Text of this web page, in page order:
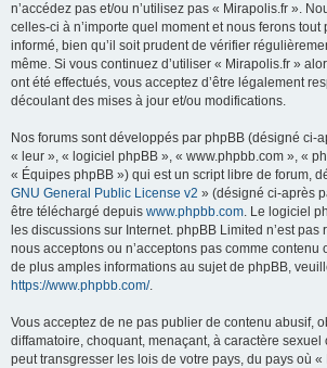
n’accédez pas et/ou n’utilisez pas « Mirapolis.fr ».
celles-ci à n’importe quel moment et nous ferons
informé, bien qu’il soit prudent de vérifier
même. Si vous continuez d’utiliser « Mirapolis.fr »
ont été effectués, vous acceptez d’être légalement
découlant des mises à jour et/ou modifications.
Nos forums sont développés par phpBB (désigné ci-
« leur », « logiciel phpBB », « www.phpbb.com », «
« Équipes phpBB ») qui est un script libre de forum,
GNU General Public License v2 » (désigné ci-après
être téléchargé depuis www.phpbb.com. Le logiciel
les discussions sur Internet. phpBB Limited n’est
nous acceptons ou n’acceptons pas comme contenu
de plus amples informations au sujet de phpBB,
https://www.phpbb.com/.
Vous acceptez de ne pas publier de contenu abusif,
diffamatoire, choquant, menaçant, à caractère sexuel
peut transgresser les lois de votre pays, du pays où «